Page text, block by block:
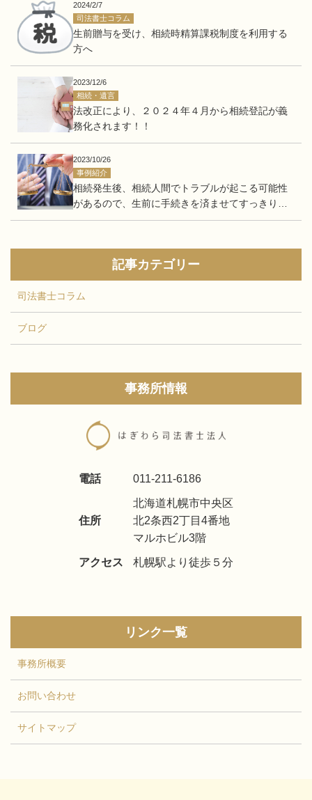
2024/2/7
司法書士コラム
生前贈与を受け、相続時精算課税制度を利用する
方へ
2023/12/6
相続・遺言
法改正により、２０２４年４月から相続登記が義
務化されます！！
2023/10/26
事例紹介
相続発生後、相続人間でトラブルが起こる可能性
があるので、生前に手続きを済ませてすっきりし
たい。
記事カテゴリー
司法書士コラム
ブログ
事務所情報
電話 011-211-6186
住所
北海道札幌市中央区
北2条西2丁目4番地
マルホビル3階
アクセス 札幌駅より徒歩５分
リンク一覧
事務所概要
お問い合わせ
サイトマップ